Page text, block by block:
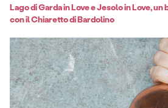
Lago di Garda in Love e Jesolo in Love, un
con il Chiaretto di Bardolino